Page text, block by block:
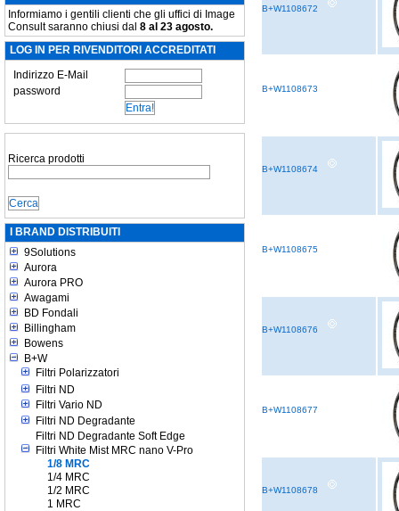
Informiamo i gentili clienti che gli uffici di Image
Consult saranno chiusi dal 8 al 23 agosto.
LOG IN PER RIVENDITORI ACCREDITATI
Indirizzo E-Mail
password
Ricerca prodotti
I BRAND DISTRIBUITI
9Solutions
Aurora
Aurora PRO
Awagami
BD Fondali
Billingham
Bowens
B+W
Filtri Polarizzatori
Filtri ND
Filtri Vario ND
Filtri ND Degradante
Filtri ND Degradante Soft Edge
Filtri White Mist MRC nano V-Pro
1/8 MRC
1/4 MRC
1/2 MRC
1 MRC
B+W1108672
B+W1108673
B+W1108674
B+W1108675
B+W1108676
B+W1108677
B+W1108678